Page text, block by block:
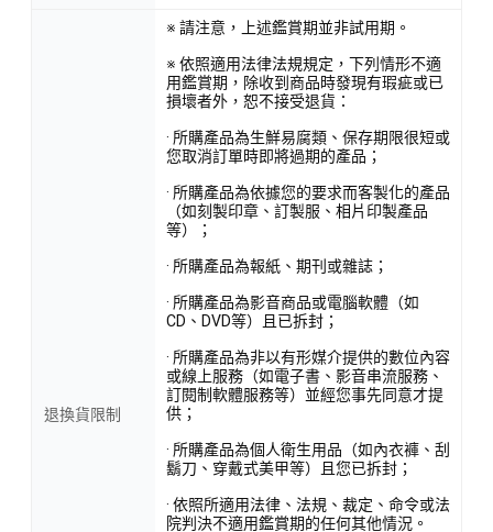
退換貨限制
※ 請注意，上述鑑賞期並非試用期。
※ 依照適用法律法規規定，下列情形不適
用鑑賞期，除收到商品時發現有瑕疵或已
損壞者外，恕不接受退貨：
· 所購產品為生鮮易腐類、保存期限很短或
您取消訂單時即將過期的產品；
· 所購產品為依據您的要求而客製化的產品
（如刻製印章、訂製服、相片印製產品
等）；
· 所購產品為報紙、期刊或雜誌；
· 所購產品為影音商品或電腦軟體（如
CD、DVD等）且已拆封；
· 所購產品為非以有形媒介提供的數位內容
或線上服務（如電子書、影音串流服務、
訂閱制軟體服務等）並經您事先同意才提
供；
· 所購產品為個人衛生用品（如內衣褲、刮
鬍刀、穿戴式美甲等）且您已拆封；
· 依照所適用法律、法規、裁定、命令或法
院判決不適用鑑賞期的任何其他情況。